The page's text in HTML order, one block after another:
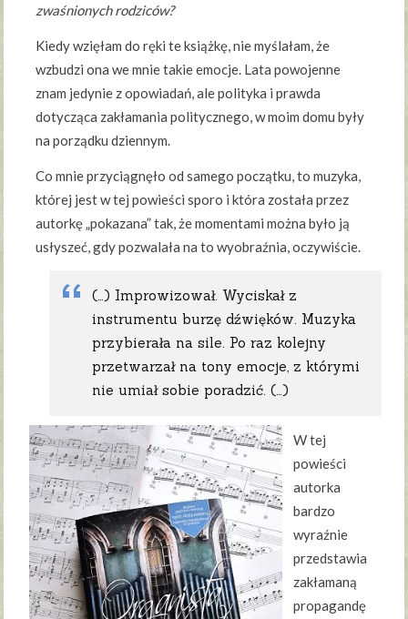
zwaśnionych rodziców?
Kiedy wzięłam do ręki te książkę, nie myślałam, że
wzbudzi ona we mnie takie emocje. Lata powojenne
znam jedynie z opowiadań, ale polityka i prawda
dotycząca zakłamania politycznego, w moim domu były
na porządku dziennym.
Co mnie przyciągnęło od samego początku, to muzyka,
której jest w tej powieści sporo i która została przez
autorkę „pokazana” tak, że momentami można było ją
usłyszeć, gdy pozwalała na to wyobraźnia, oczywiście.
(…) Improwizował. Wyciskał z
instrumentu burzę dźwięków. Muzyka
przybierała na sile. Po raz kolejny
przetwarzał na tony emocje, z którymi
nie umiał sobie poradzić. (…)
W tej
powieści
autorka
bardzo
wyraźnie
przedstawia
zakłamaną
propagandę